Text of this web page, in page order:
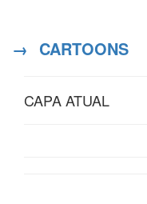
→ CARTOONS
CAPA ATUAL